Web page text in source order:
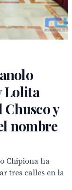
Lolita
y
nombre
Chipiona ha
tres calles en la